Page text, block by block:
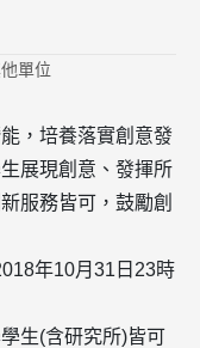
單位
，培養落實創意發
展現創意、發揮所
服務皆可，鼓勵創
年10月31日23時
生(含研究所)皆可